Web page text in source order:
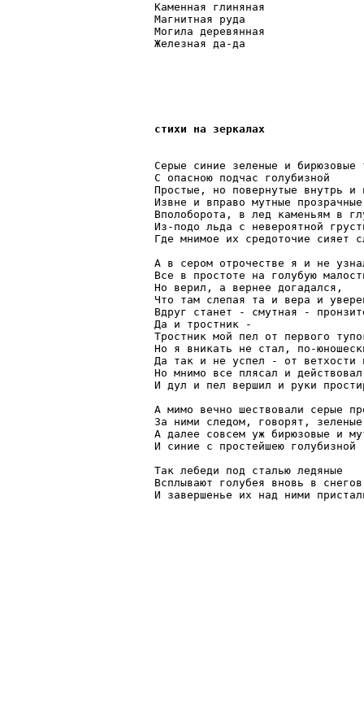
Каменная глиняная
Магнитная руда
Могила деревянная
Железная да-да
стихи на зеркалах
Серые синие зеленые и бирюзовые
С опасною подчас голубизной
Простые, но повернутые внутрь и
Извне и вправо мутные
Вполоборота, в лед каменьям в
Из-подо льда с невероятной
Где мнимое их средоточие сияет
А в сером отрочестве я и не
Все в простоте на голубую
Но верил, а вернее догадался,
Что там слепая та и вера и
Вдруг станет - смутная -
Да и тростник -
Тростник мой пел от первого
Но я вникать не стал, по-
Да так и не успел - от ветхости
Но мнимо все плясал и
И дул и пел вершил и руки
А мимо вечно шествовали серые
За ними следом, говорят,
А далее совсем уж бирюзовые и
И синие с простейшею голубизной
Так лебеди под сталью ледяные
Всплывают голубея вновь в
И завершенье их над ними